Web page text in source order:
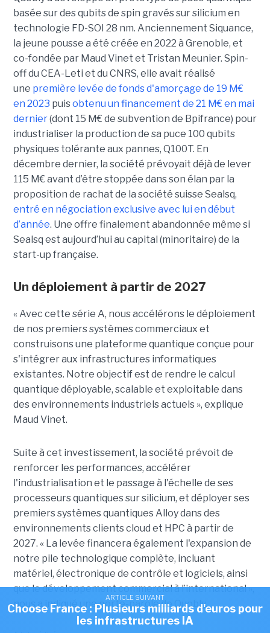
basée sur des qubits de spin gravés sur silicium en
technologie FD-SOI 28 nm. Anciennement Siquance,
la jeune pousse a été créée en 2022 à Grenoble, et
co-fondée par Maud Vinet et Tristan Meunier. Spin-
off du CEA-Leti et du CNRS, elle avait réalisé
une première levée de fonds d'amorçage de 19 M€
en 2023 puisobtenu un financement de 21 M€ en mai
dernier(dont 15 M€ de subvention de Bpifrance) pour
industrialiser la production de sa puce 100 qubits
physiques tolérante aux pannes, Q100T. En
décembre dernier, la société prévoyait déjà de lever
115 M€ avant d’être stoppée dans son élan par la
proposition de rachat de la société suisse Sealsq,
entré en négociation exclusive avec lui en début
d’année. Une offre finalement abandonnée même si
Sealsq est aujourd’hui au capital (minoritaire) de la
start-up française.
Un déploiement à partir de 2027
« Avec cette série A, nous accélérons le déploiement
de nos premiers systèmes commerciaux et
construisons une plateforme quantique conçue pour
s'intégrer aux infrastructures informatiques
existantes. Notre objectif est de rendre le calcul
quantique déployable, scalable et exploitable dans
des environnements industriels actuels », explique
Maud Vinet.
Suite à cet investissement, la société prévoit de
renforcer les performances, accélérer
l'industrialisation et le passage à l'échelle de ses
processeurs quantiques sur silicium, et déployer ses
premiers systèmes quantiques Alloy dans des
environnements clients cloud et HPC à partir de
2027. « La levée financera également l'expansion de
notre pile technologique complète, incluant
matériel, électronique de contrôle et logiciels, ainsi
que le développement commercial à l’international »,
nous a indiqué une porte-parole de Quobly.
ARTICLE SUIVANT
Choose France : Plusieurs milliards d'euros pour
les infrastructures IA